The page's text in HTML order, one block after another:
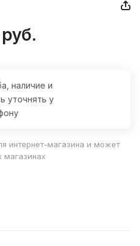
руб.
наличие и
уточнять у
интернет-магазина и может
магазинах